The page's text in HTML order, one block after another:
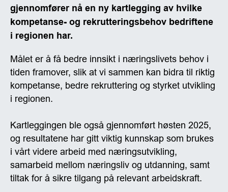
gjennomfører nå en ny kartlegging av hvilke
kompetanse- og rekrutteringsbehov bedriftene
i regionen har.
Målet er å få bedre innsikt i næringslivets behov i
tiden framover, slik at vi sammen kan bidra til riktig
kompetanse, bedre rekruttering og styrket utvikling
i regionen.
Kartleggingen ble også gjennomført høsten 2025,
og resultatene har gitt viktig kunnskap som brukes
i vårt videre arbeid med næringsutvikling,
samarbeid mellom næringsliv og utdanning, samt
tiltak for å sikre tilgang på relevant arbeidskraft.